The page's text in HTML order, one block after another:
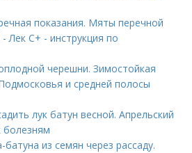
показания. Мяты перечной
Лек С+ - инструкция по
черешни. Зимостойкая
и средней полосы
лук батун весной. Апрельский
болезням
из семян через рассаду.